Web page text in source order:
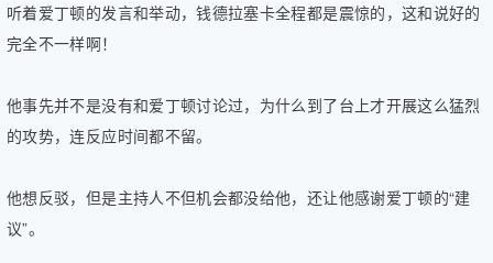
听着爱丁顿的发言和举动，钱德拉塞卡全程都是震惊的，这和说好的
完全不一样啊！
他事先并不是没有和爱丁顿讨论过，为什么到了台上才开展这么猛烈
的攻势，连反应时间都不留。
他想反驳，但是主持人不但机会都没给他，还让他感谢爱丁顿的“建
议”。